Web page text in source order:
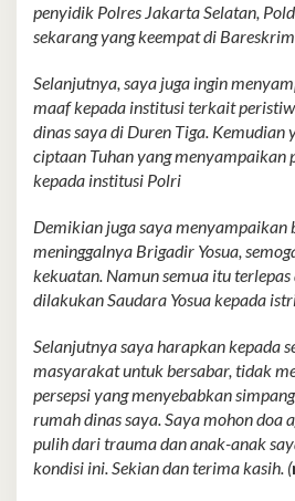
penyidik Polres Jakarta Selatan,
sekarang yang keempat di
Selanjutnya, saya juga ingin
maaf kepada institusi terkait
dinas saya di Duren Tiga. Kemudian
ciptaan Tuhan yang menyampaikan
kepada institusi Polri
Demikian juga saya menyampaikan
meninggalnya Brigadir Yosua,
kekuatan. Namun semua itu
dilakukan Saudara Yosua kepada
Selanjutnya saya harapkan kepada
masyarakat untuk bersabar, tidak
persepsi yang menyebabkan
rumah dinas saya. Saya mohon doa
pulih dari trauma dan anak-anak
kondisi ini. Sekian dan terima kasih. (